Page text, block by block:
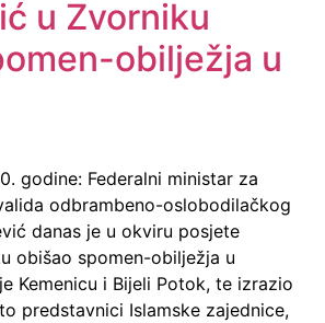
u Zvorniku
obilježja u
godine: Federalni ministar za
odbrambeno-oslobodilačkog
danas je u okviru posjete
obišao spomen-obilježja u
Kemenicu i Bijeli Potok, te izrazio
predstavnici Islamske zajednice,